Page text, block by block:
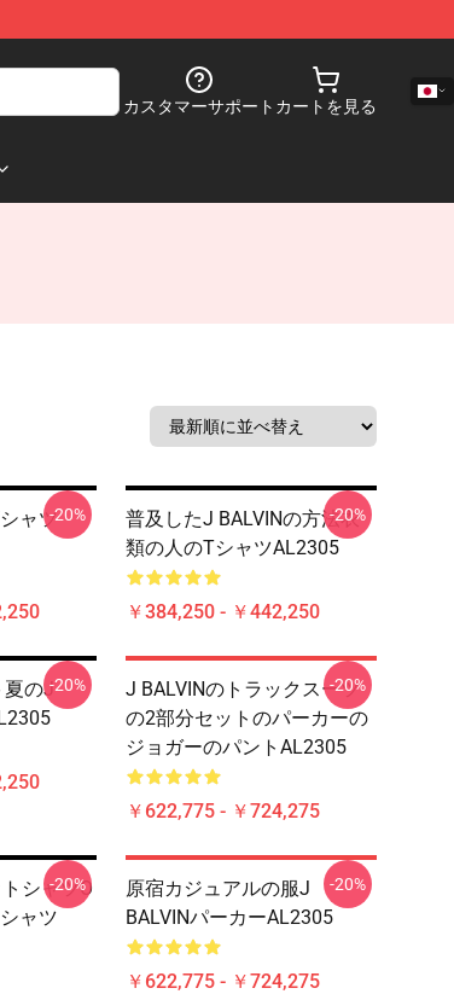
カスタマーサポート カートを見る
ャツ-20%
普及したJ BALVINの方法衣
類の人のTシャツAL2305
￥384,250 - ￥442,250
-20%
夏のJ-20%
J BALVINのトラックスーツ
の2部分セットのパーカーの
ジョガーのパントAL2305
￥622,775 - ￥724,275
-20%
シャツO
ャツ
-20%
原宿カジュアルの服J
BALVINパーカーAL2305
￥622,775 - ￥724,275
-20%